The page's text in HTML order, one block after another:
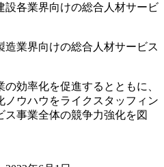
設各業界向けの総合人材サービ
業界向けの総合人材サービス
効率化を促進するとともに、
ノウハウをライクスタッフィン
事業全体の競争力強化を図